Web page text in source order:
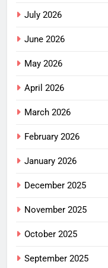
July 2026
June 2026
May 2026
April 2026
March 2026
February 2026
January 2026
December 2025
November 2025
October 2025
September 2025